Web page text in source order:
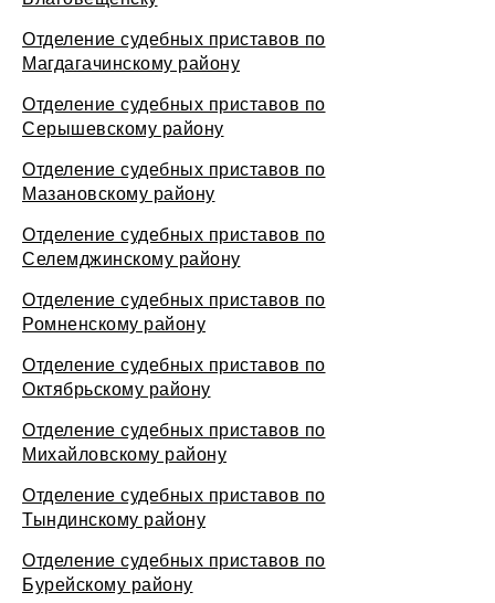
Отделение судебных приставов по
Магдагачинскому району
Отделение судебных приставов по
Серышевскому району
Отделение судебных приставов по
Мазановскому району
Отделение судебных приставов по
Селемджинскому району
Отделение судебных приставов по
Ромненскому району
Отделение судебных приставов по
Октябрьскому району
Отделение судебных приставов по
Михайловскому району
Отделение судебных приставов по
Тындинскому району
Отделение судебных приставов по
Бурейскому району